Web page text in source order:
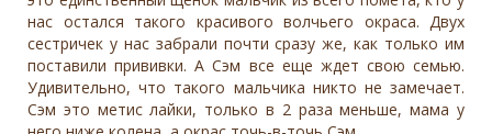
нас остался такого красивого волчьего окраса. Двух
сестричек у нас забрали почти сразу же, как только им
поставили прививки. А Сэм все еще ждет свою семью.
Удивительно, что такого мальчика никто не замечает.
Сэм это метис лайки, только в 2 раза меньше, мама у